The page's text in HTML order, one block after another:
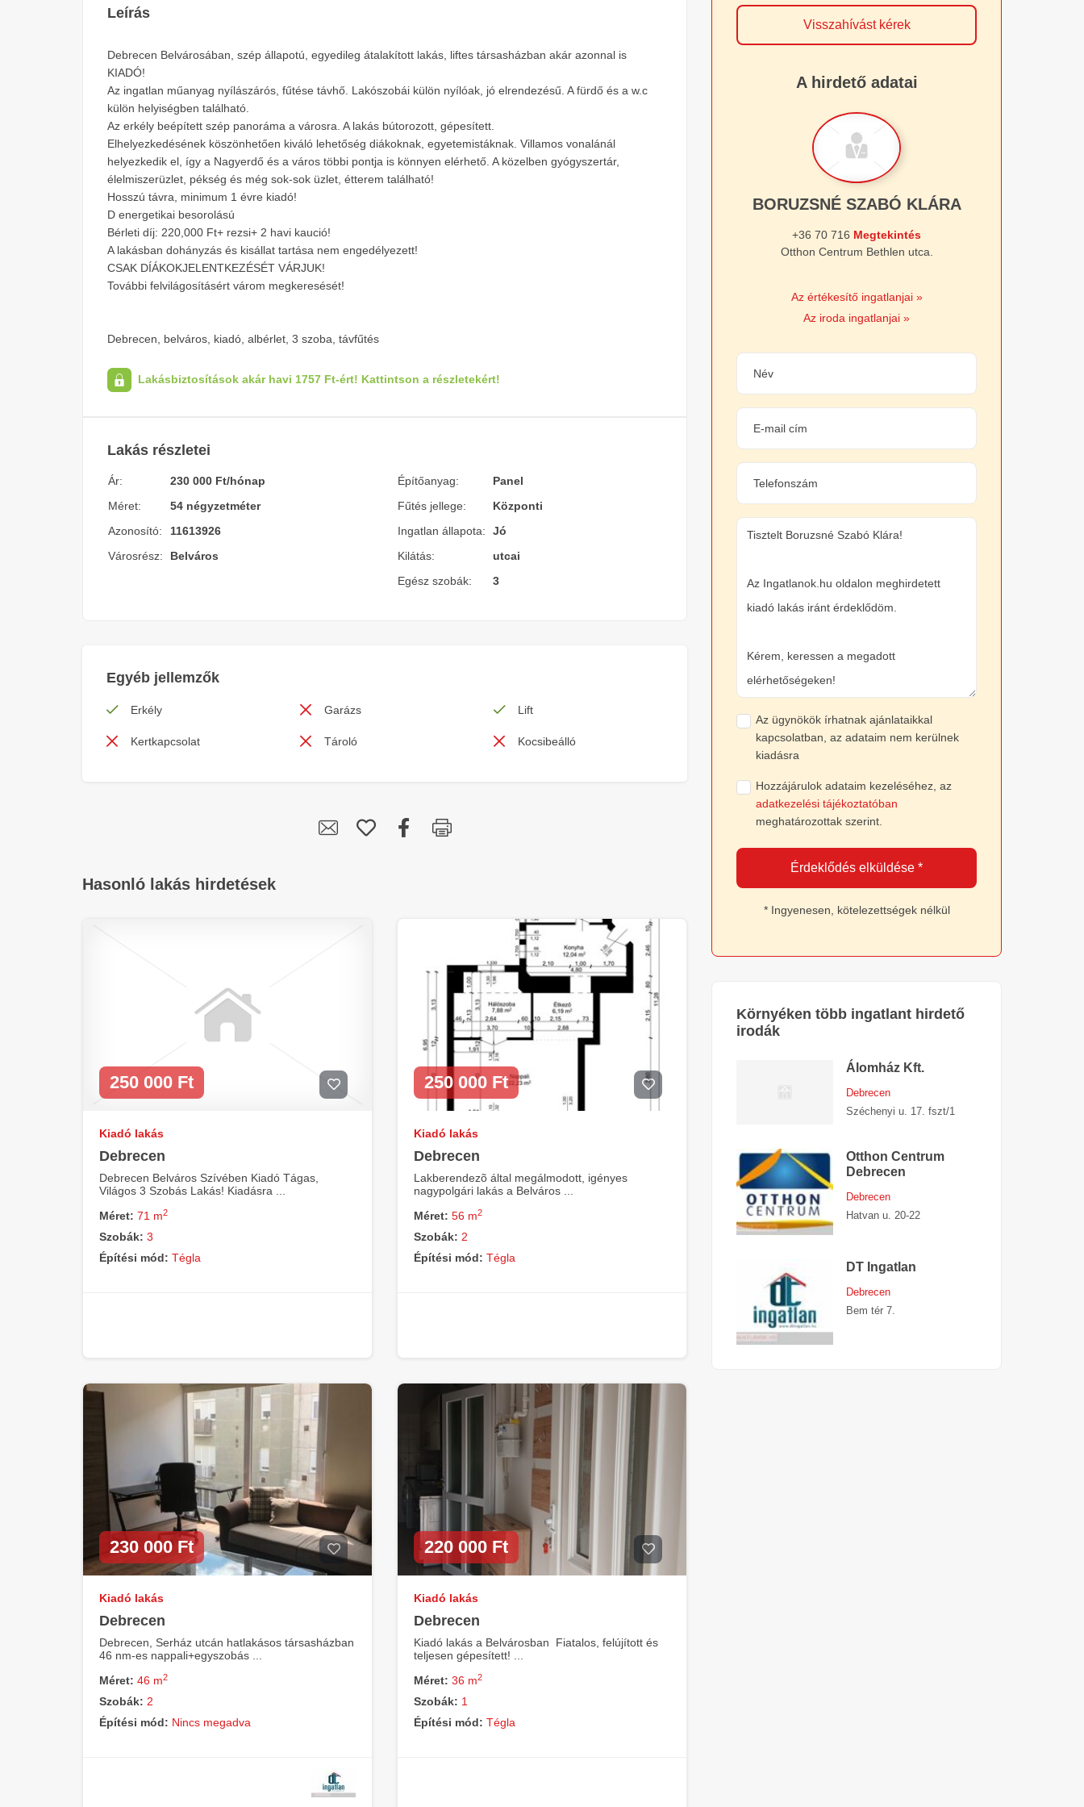
Leírás
Debrecen Belvárosában, szép állapotú, egyedileg átalakított lakás, liftes társasházban akár azonnal is
KIADÓ!
Az ingatlan műanyag nyílászárós, fűtése távhő. Lakószobái külön nyílóak, jó elrendezésű. A fürdő és a w.c
külön helyiségben található.
Az erkély beépített szép panoráma a városra. A lakás bútorozott, gépesített.
Elhelyezkedésének köszönhetően kiváló lehetőség diákoknak, egyetemistáknak. Villamos vonalánál
helyezkedik el, így a Nagyerdő és a város többi pontja is könnyen elérhető. A közelben gyógyszertár,
élelmiszerüzlet, pékség és még sok-sok üzlet, étterem található!
Hosszú távra, minimum 1 évre kiadó!
D energetikai besorolású
Bérleti díj: 220,000 Ft+ rezsi+ 2 havi kaució!
A lakásban dohányzás és kisállat tartása nem engedélyezett!
CSAK DÍÁKOKJELENTKEZÉSÉT VÁRJUK!
További felvilágosításért várom megkeresését!
Debrecen, belváros, kiadó, albérlet, 3 szoba, távfűtés
Lakásbiztosítások akár havi 1757 Ft-ért! Kattintson a részletekért!
Lakás részletei
Ár:
230 000 Ft/hónap
Méret:
54 négyzetméter
Azonosító:
11613926
Városrész:
Belváros
Építőanyag:
Panel
Fűtés jellege:
Központi
Ingatlan állapota:
Jó
Kilátás:
utcai
Egész szobák:
3
Egyéb jellemzők
Erkély Garázs Lift
Kertkapcsolat Tároló Kocsibeálló
Hasonló lakás hirdetések
250 000 Ft
Kiadó lakás
Debrecen
Debrecen Belváros Szívében Kiadó Tágas,
Világos 3 Szobás Lakás! Kiadásra ...
Méret: 71 m2
Szobák: 3
Építési mód: Tégla
250 000 Ft
Kiadó lakás
Debrecen
Lakberendezõ által megálmodott, igényes
nagypolgári lakás a Belváros ...
Méret: 56 m2
Szobák: 2
Építési mód: Tégla
230 000 Ft
Kiadó lakás
Debrecen
Debrecen, Serház utcán hatlakásos társasházban
46 nm-es nappali+egyszobás ...
Méret: 46 m2
Szobák: 2
Építési mód: Nincs megadva
220 000 Ft
Kiadó lakás
Debrecen
Kiadó lakás a Belvárosban  Fiatalos, felújított és
teljesen gépesített! ...
Méret: 36 m2
Szobák: 1
Építési mód: Tégla
Visszahívást kérek
A hirdető adatai
BORUZSNÉ SZABÓ KLÁRA
+36 70 716 Megtekintés
Otthon Centrum Bethlen utca.
Az értékesítő ingatlanjai »
Az iroda ingatlanjai »
Az ügynökök írhatnak ajánlataikkal
kapcsolatban, az adataim nem kerülnek
kiadásra
Hozzájárulok adataim kezeléséhez, az
adatkezelési tájékoztatóban
meghatározottak szerint.
Érdeklődés elküldése *
* Ingyenesen, kötelezettségek nélkül
Környéken több ingatlant hirdető
irodák
Álomház Kft.
Debrecen
Széchenyi u. 17. fszt/1
Otthon Centrum
Debrecen
Debrecen
Hatvan u. 20-22
DT Ingatlan
Debrecen
Bem tér 7.